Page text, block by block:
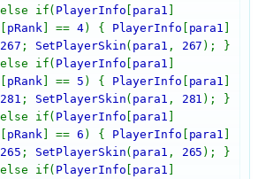
PlayerInfo para1
pRank ] ==4) { PlayerInfo para1
267 ; SetPlayerSkin( para1 , 267 ); }
PlayerInfo para1
pRank ] ==5 ) { PlayerInfo para1
281 ; SetPlayerSkin( para1 , 281 ); }
PlayerInfo para1
pRank ] ==6 ) { PlayerInfo para1
265 ; SetPlayerSkin( para1 , 265 ); }
PlayerInfo para1